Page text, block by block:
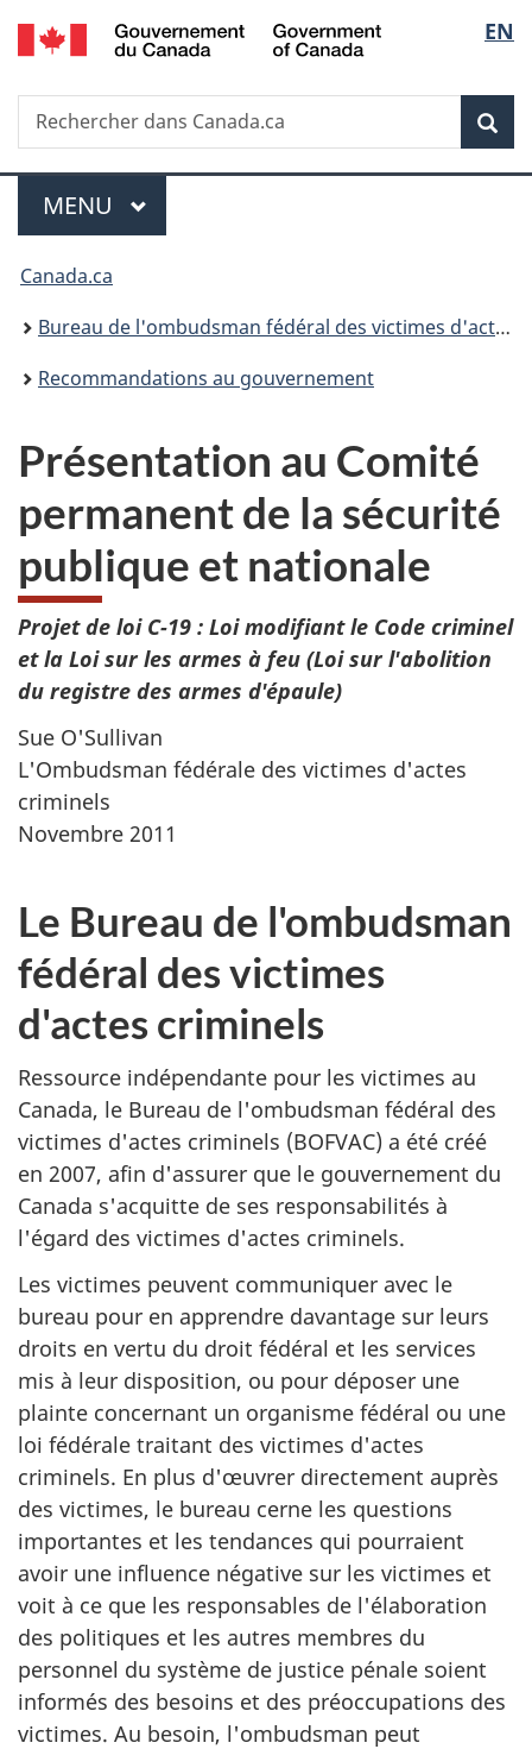
Passer
au
principal
Passer
à
Au
du
Passer
à
version
simplifiée
de
la
EN
Recherche
Rechercher
dans
Menu
MENU PRINCIPAL
Vous
êtes
ici :
Canada.ca
Bureau de l'ombudsman fédéral des victimes d'actes criminels
Recommandations au gouvernement
Présentation au Comité
permanent de la sécurité
publique et nationale
Projet de loi C-19 : Loi modifiant le Code criminel
et la Loi sur les armes à feu (Loi sur l'abolition
du registre des armes d'épaule)
Sue O'Sullivan
L'Ombudsman fédérale des victimes d'actes
criminels
Novembre 2011
Le Bureau de l'ombudsman
fédéral des victimes
d'actes criminels
Ressource indépendante pour les victimes au
Canada, le Bureau de l'ombudsman fédéral des
victimes d'actes criminels (BOFVAC) a été créé
en 2007, afin d'assurer que le gouvernement du
Canada s'acquitte de ses responsabilités à
l'égard des victimes d'actes criminels.
Les victimes peuvent communiquer avec le
bureau pour en apprendre davantage sur leurs
droits en vertu du droit fédéral et les services
mis à leur disposition, ou pour déposer une
plainte concernant un organisme fédéral ou une
loi fédérale traitant des victimes d'actes
criminels. En plus d'œuvrer directement auprès
des victimes, le bureau cerne les questions
importantes et les tendances qui pourraient
avoir une influence négative sur les victimes et
voit à ce que les responsables de l'élaboration
des politiques et les autres membres du
personnel du système de justice pénale soient
informés des besoins et des préoccupations des
victimes. Au besoin, l'ombudsman peut